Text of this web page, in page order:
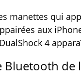
manettes qui
aux
4
Bluetooth de